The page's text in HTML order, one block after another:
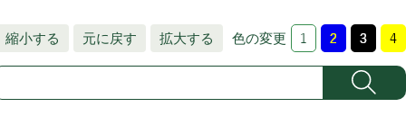
縮小する 元に戻す 拡大する 色の変更